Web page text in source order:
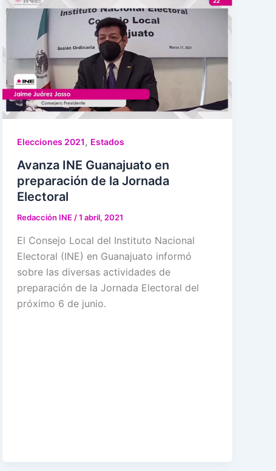
Elecciones 2021, Estados
Avanza INE Guanajuato en
preparación de la Jornada
Electoral
Redacción INE /1 abril, 2021
El Consejo Local del Instituto Nacional
Electoral (INE) en Guanajuato informó
sobre las diversas actividades de
preparación de la Jornada Electoral del
próximo 6 de junio.